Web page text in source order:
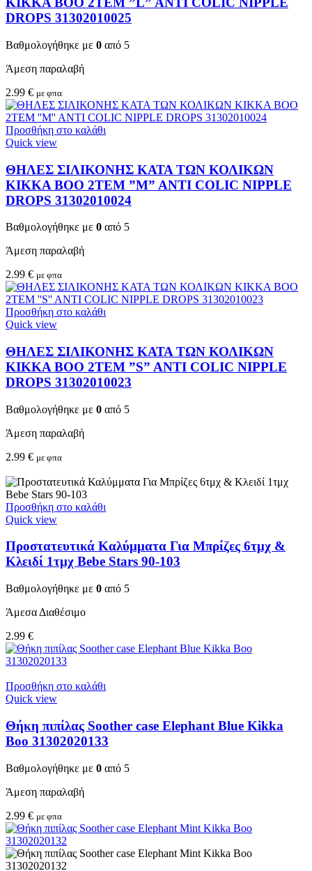
DROPS 31302010025
Βαθμολογήθηκε με 0 από 5
Άμεση παραλαβή
2.99 € με φπα
Προσθήκη στο καλάθι
Quick view
ΘΗΛΕΣ ΣΙΛΙΚΟΝΗΣ ΚΑΤΑ ΤΩΝ ΚΟΛΙΚΩΝ
KIKKA BOO 2TEM ”M” ANTI COLIC NIPPLE
DROPS 31302010024
Βαθμολογήθηκε με 0 από 5
Άμεση παραλαβή
2.99 € με φπα
Προσθήκη στο καλάθι
Quick view
ΘΗΛΕΣ ΣΙΛΙΚΟΝΗΣ ΚΑΤΑ ΤΩΝ ΚΟΛΙΚΩΝ
KIKKA BOO 2TEM ”S” ANTI COLIC NIPPLE
DROPS 31302010023
Βαθμολογήθηκε με 0 από 5
Άμεση παραλαβή
2.99 € με φπα
Προσθήκη στο καλάθι
Quick view
Προστατευτικά Καλύμματα Για Μπρίζες 6τμχ &
Κλειδί 1τμχ Bebe Stars 90-103
Βαθμολογήθηκε με 0 από 5
Άμεσα Διαθέσιμο
2.99 €
Προσθήκη στο καλάθι
Quick view
Θήκη πιπίλας Soother case Elephant Blue Kikka
Boo 31302020133
Βαθμολογήθηκε με 0 από 5
Άμεση παραλαβή
2.99 € με φπα